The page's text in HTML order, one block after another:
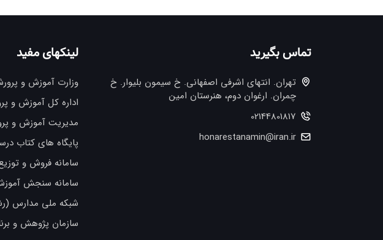
تماس بگیرید
تهران. انتهاي اشرفي اصفهاني. خ سيمون بليوار. خ
چمران. ارغوان دوم، هنرستان امین
02144801817
honarestanamin@iran.ir
لینکهای مفید
وزارت آموزش و
اداره کل آموزش و
مدیریت آموزش و پرورش
پایگاه های کتاب
سامانه فروش و
سامانه سنجش
شبکه ملی مدارس
سازمان پژوهش و